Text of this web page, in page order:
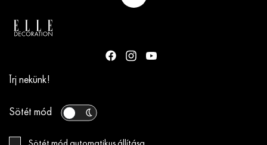
Írj nekünk!
Sötét mód